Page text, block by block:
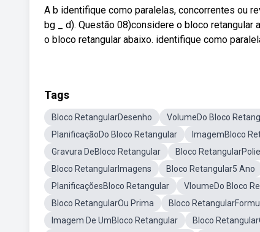
A b identifique como paralelas, concorrentes ou
bg _ d). Questão 08)considere o bloco
o bloco retangular abaixo. identifique como
Tags
Bloco RetangularDesenho VolumeDo Bloco
PlanificaçãoDo Bloco Retangular
ImagemBloco
Gravura DeBloco Retangular
Bloco
Bloco RetangularImagens
Bloco Retangular5 Ano
PlanificaçõesBloco Retangular
VloumeDo Bloco
Bloco RetangularOu Prima
Bloco
Imagem De UmBloco Retangular
Bloco